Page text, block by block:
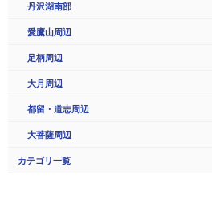
丹沢湖南部
愛鷹山周辺
足柄周辺
大月周辺
都留・道志周辺
大菩薩周辺
カテゴリ一覧